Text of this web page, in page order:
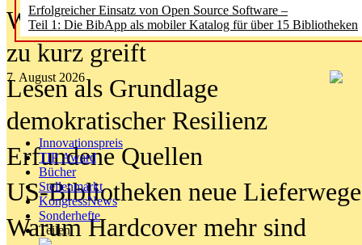
Erfolgreicher Einsatz von Open Source Software –
Teil 1: Die BibApp als mobiler Katalog für über 15 Bibliotheken
7. August 2026
Innovationspreis
TIP Award
Bücher
Stellenmarkt
KongressNews
Sonderhefte
Teilen
Warum die Debatte über KI-Texte
zu kurz greift
Lesen als Grundlage
demokratischer Resilienz
Erfundene Quellen
US-Bibliotheken neue Lieferwege
Warum Hardcover mehr sind